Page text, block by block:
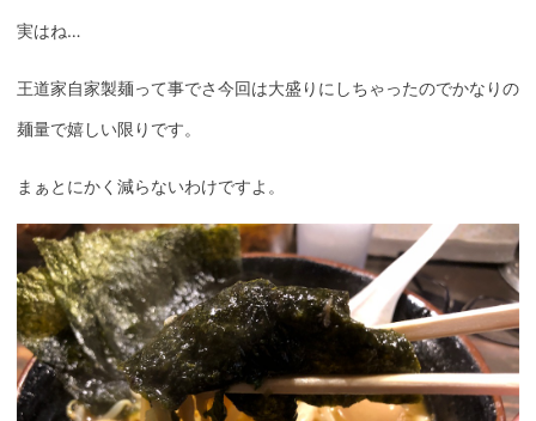
実はね…
王道家自家製麺って事でさ今回は大盛りにしちゃったのでかなりの
麺量で嬉しい限りです。
まぁとにかく減らないわけですよ。